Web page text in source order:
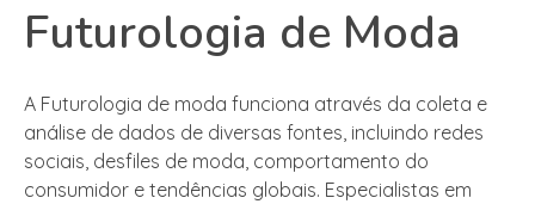
Futurologia de Moda
A Futurologia de moda funciona através da coleta e
análise de dados de diversas fontes, incluindo redes
sociais, desfiles de moda, comportamento do
consumidor e tendências globais. Especialistas em